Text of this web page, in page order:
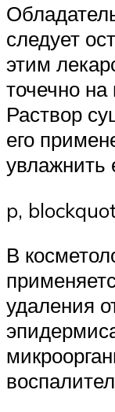
следует
этим
точечно
Раствор
его
увлажнить
p,
В
удаления